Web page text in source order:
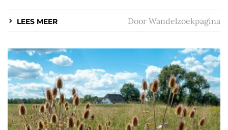
LEES MEER Door Wandelzoekpagina